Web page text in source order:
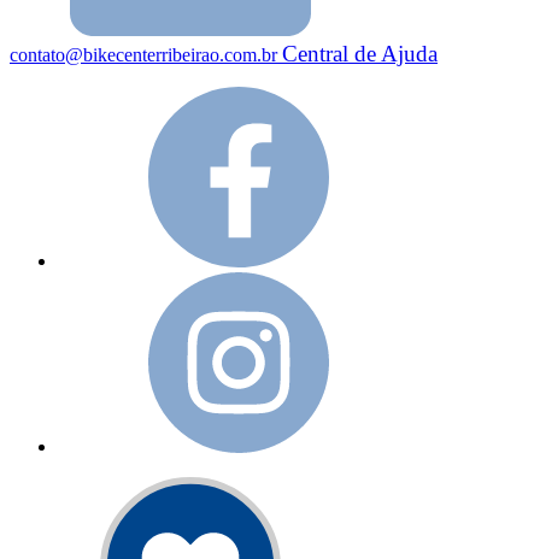
contato@bikecenterribeirao.com.brCentral de Ajuda